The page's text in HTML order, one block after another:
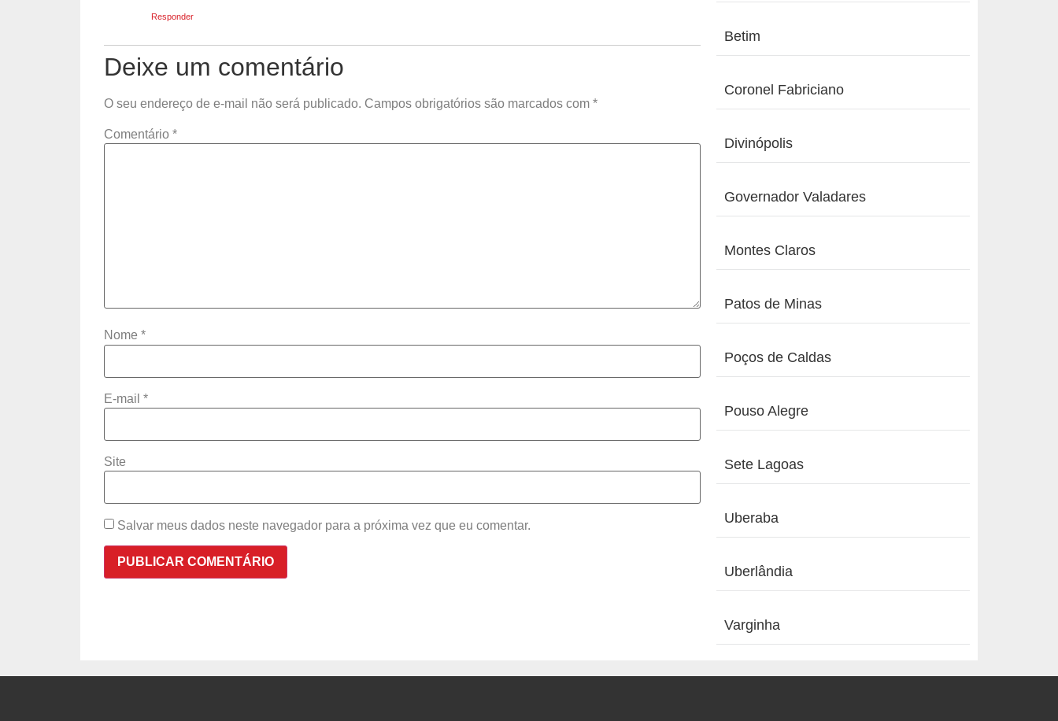
Responder
Deixe um comentário
O seu endereço de e-mail não será publicado. Campos obrigatórios são marcados com *
Comentário *
Nome *
E-mail *
Site
Salvar meus dados neste navegador para a próxima vez que eu comentar.
Betim
Coronel Fabriciano
Divinópolis
Governador Valadares
Montes Claros
Patos de Minas
Poços de Caldas
Pouso Alegre
Sete Lagoas
Uberaba
Uberlândia
Varginha